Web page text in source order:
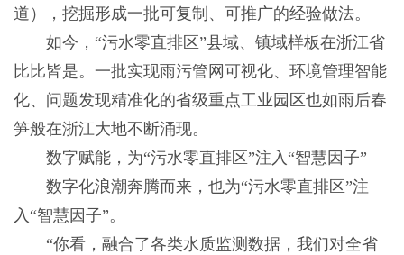
道），挖掘形成一批可复制、可推广的经验做法。
如今，“污水零直排区”县域、镇域样板在浙江省
比比皆是。一批实现雨污管网可视化、环境管理智能
化、问题发现精准化的省级重点工业园区也如雨后春
笋般在浙江大地不断涌现。
数字赋能，为“污水零直排区”注入“智慧因子”
数字化浪潮奔腾而来，也为“污水零直排区”注
入“智慧因子”。
“你看，融合了各类水质监测数据，我们对全省